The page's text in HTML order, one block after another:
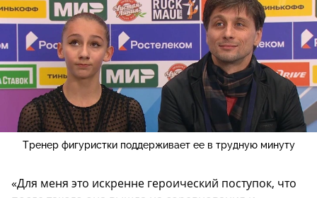
Тренер фигуристки поддерживает ее в трудную минуту
«Для меня это искренне героический поступок, что